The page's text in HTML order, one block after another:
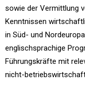
sowie der Vermittlung
Kenntnissen
in Süd- und
englischsprachige
Führungskräfte mit
nicht-